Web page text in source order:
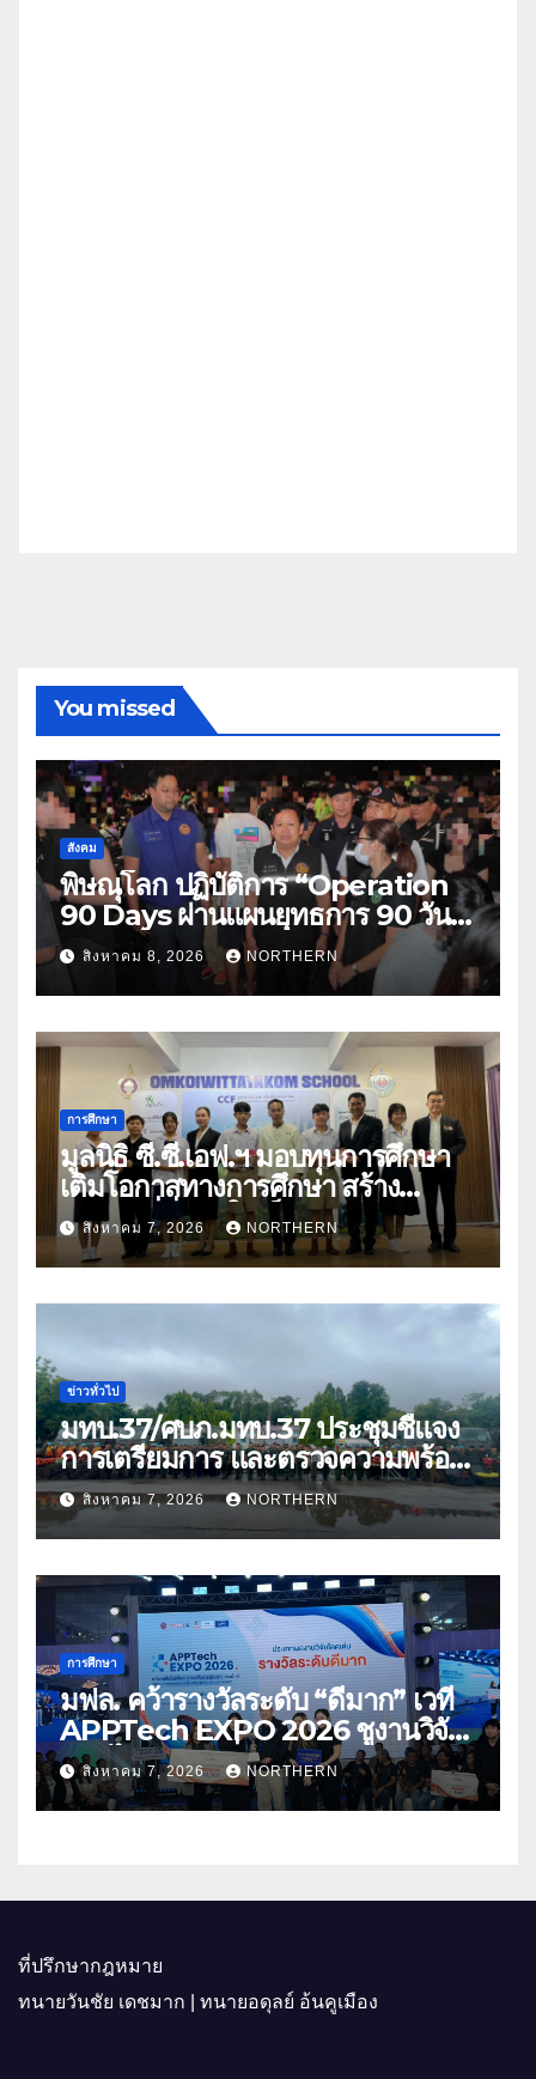
You missed
สังคม
พิษณุโลก ปฏิบัติการ “Operation
90 Days ผ่านแผนยุทธการ 90 วัน
พิชิตยาเสพติด” ปราบปรามกวาดล้าง
ยาเสพติดสถานบันเทิง พบสารเสพติด
4 ราย
สิงหาคม 8, 2026 NORTHERN
การศึกษา
มูลนิธิ ซี.ซี.เอฟ.ฯ มอบทุนการศึกษา
เติมโอกาสทางการศึกษา สร้าง
อนาคตที่มั่นคงให้เด็กและเยาวชน
ด้อยโอกาส
สิงหาคม 7, 2026 NORTHERN
ข่าวทั่วไป
มทบ.37/ศบภ.มทบ.37 ประชุมชี้แจง
การเตรียมการ และตรวจความพร้อม
ด้านการบรรเทาสาธารณภัย
สิงหาคม 7, 2026 NORTHERN
การศึกษา
มฟล. คว้ารางวัลระดับ “ดีมาก” เวที
APPTech EXPO 2026 ชูงานวิจัย
สมุนไพร ขับเคลื่อนนวัตกรรมสู่เชิง
พาณิชย์
สิงหาคม 7, 2026 NORTHERN
ที่ปรึกษากฎหมาย
ทนายวันชัย เดชมาก | ทนายอดุลย์ อ้นคูเมือง